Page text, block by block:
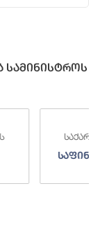
სამინისტროს